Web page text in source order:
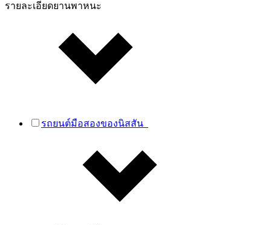
รายละเอียดยานพาหนะ
รถยนต์มือสองของนิสสัน